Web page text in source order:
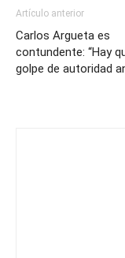
Artículo anterior
Carlos Argueta es
contundente: “Hay
golpe de autoridad